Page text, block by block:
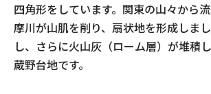
四角形をしています。関東の山々から
摩川が山肌を削り、扇状地を形成しま
し、さらに火山灰（ローム層）が堆積
蔵野台地です。